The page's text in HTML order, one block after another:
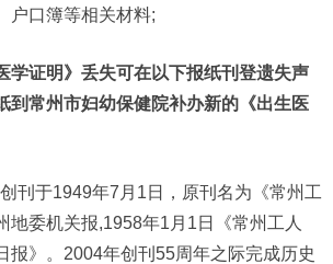
户口簿等相关材料;
学证明》丢失可在以下报纸刊登遗失声
到常州市妇幼保健院补办新的《出生医
创刊于1949年7月1日，原刊名为《常州工
地委机关报,1958年1月1日《常州工人
报》。2004年创刊55周年之际完成历史